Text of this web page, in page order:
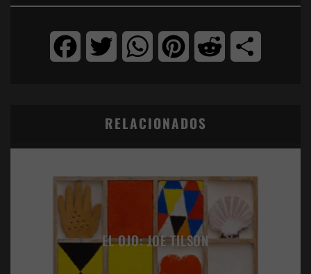
FacebookTwitter WhatsAppPinterest Reddit
RELACIONADOS
EL OJO: JOE TILSON